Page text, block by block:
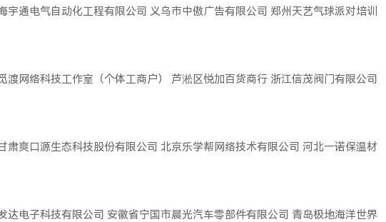
宇通电气自动化工程有限公司 义乌市中傲广告有限公司 郑州天艺气球派对培训
渡网络科技工作室（个体工商户） 芦淞区悦加百货商行 浙江信茂阀门有限公司
肃爽口源生态科技股份有限公司 北京乐学帮网络技术有限公司 河北一诺保温材
达电子科技有限公司 安徽省宁国市晨光汽车零部件有限公司 青岛极地海洋世界